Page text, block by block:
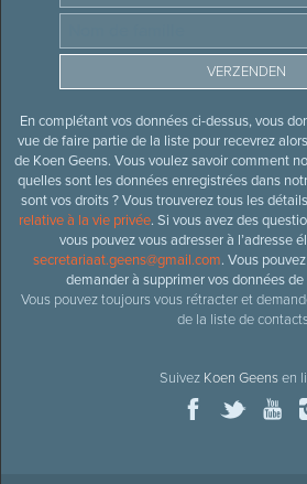
En complétant vos données ci-dessus, vous
vue de faire partie de la liste pour recevrez
de Koen Geens. Vous voulez savoir comment
quelles sont les données enregistrées dans
sont vos droits ? Vous trouverez tous les
relative à la vie privée. Si vous avez des
vous pouvez vous adresser à l’adresse
secretariaat.geens@gmail.com. Vous
demander à supprimer vos données
Vous pouvez toujours vous rétracter et
de la liste de
Suivez Koen Geensen